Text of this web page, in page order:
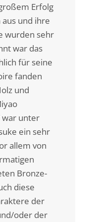
Erfolg
und ihre
wurden sehr
war das
für seine
fanden
und
war unter
ein sehr
allem von
Bronze-
diese
der
oder der